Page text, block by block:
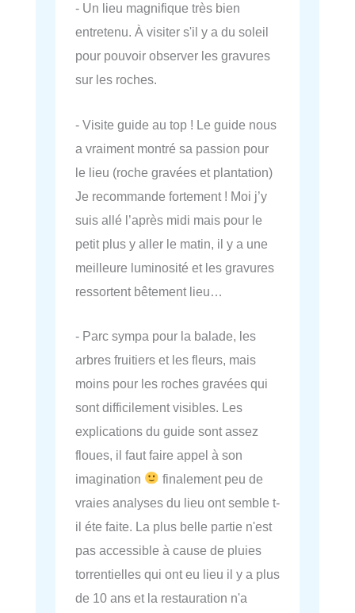
- Un lieu magnifique très bien
entretenu. À visiter s'il y a du soleil
pour pouvoir observer les gravures
sur les roches.
- Visite guide au top ! Le guide nous
a vraiment montré sa passion pour
le lieu (roche gravées et plantation)
Je recommande fortement ! Moi j’y
suis allé l’après midi mais pour le
petit plus y aller le matin, il y a une
meilleure luminosité et les gravures
ressortent bêtement lieu…
- Parc sympa pour la balade, les
arbres fruitiers et les fleurs, mais
moins pour les roches gravées qui
sont difficilement visibles. Les
explications du guide sont assez
floues, il faut faire appel à son
imagination
finalement peu de
vraies analyses du lieu ont semble t-
il éte faite. La plus belle partie n'est
pas accessible à cause de pluies
torrentielles qui ont eu lieu il y a plus
de 10 ans et la restauration n'a